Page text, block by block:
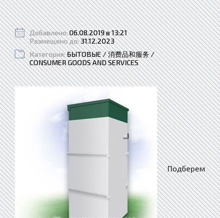
Добавлено:06.08.2019 в 13:21
Размещено до:31.12.2023
Категория:БЫТОВЫЕ / 消费品和服务 /
CONSUMER GOODS AND SERVICES
Подберем